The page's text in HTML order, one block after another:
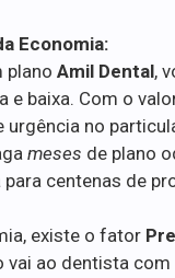
Economia:
plano Amil Dental,
e baixa. Com o
urgência no
meses de plano
centenas de
existe o fator
vai ao dentista com